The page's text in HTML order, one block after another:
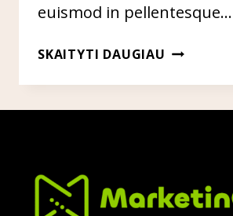
euismod in pellentesque…
SKAITYTI DAUGIAU ENTITY
&
GOOGLE’S